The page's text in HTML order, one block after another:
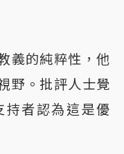
義的純粹性，他
野。批評人士覺
持者認為這是優